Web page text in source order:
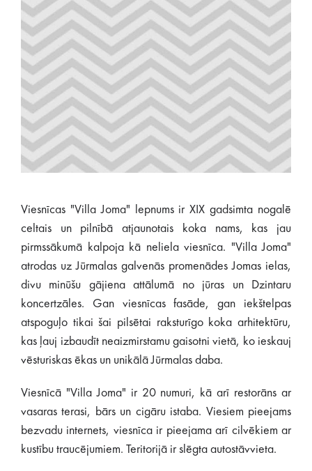
Viesnīcas "Villa Joma" lepnums ir XIX gadsimta nogalē
celtais un pilnībā atjaunotais koka nams, kas jau
pirmssākumā kalpoja kā neliela viesnīca. "Villa Joma"
atrodas uz Jūrmalas galvenās promenādes Jomas ielas,
divu minūšu gājiena attālumā no jūras un Dzintaru
koncertzāles. Gan viesnīcas fasāde, gan iekštelpas
atspoguļo tikai šai pilsētai raksturīgo koka arhitektūru,
kas ļauj izbaudīt neaizmirstamu gaisotni vietā, ko ieskauj
vēsturiskas ēkas un unikālā Jūrmalas daba.
Viesnīcā "Villa Joma" ir 20 numuri, kā arī restorāns ar
vasaras terasi, bārs un cigāru istaba. Viesiem pieejams
bezvadu internets, viesnīca ir pieejama arī cilvēkiem ar
kustību traucējumiem. Teritorijā ir slēgta autostāvvieta.